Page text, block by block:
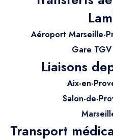
Trajet Port croisière
Trajet Séminaire
Trajet Longue Distance
Actualités &
Contactez-nous
Aéroport Marseille-
Gare
Liaisons
Aix-en-
Salon-de-
Transport